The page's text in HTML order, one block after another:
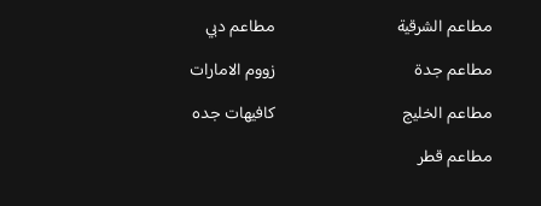
مطاعم الشرقية
مطاعم دبي
مطاعم جدة
زووم الامارات
مطاعم الخليج
كافيهات جده
مطاعم قطر